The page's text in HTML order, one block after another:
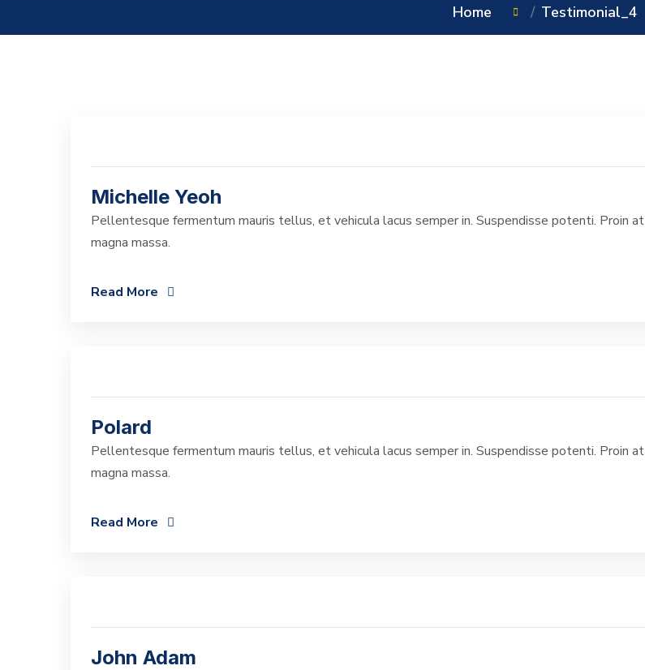
Home Testimonial_4
Michelle Yeoh
Pellentesque fermentum mauris tellus, et vehicula lacus semper in. Suspendisse potenti. Proin at
magna massa.
Read More
Polard
Pellentesque fermentum mauris tellus, et vehicula lacus semper in. Suspendisse potenti. Proin at
magna massa.
Read More
John Adam